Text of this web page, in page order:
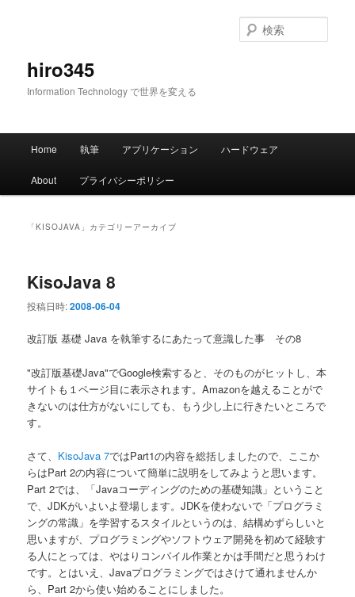
hiro345
Information Technology で世界を変える
索
メ
Home 執筆 アプリケーション ハードウェア
About プライバシーポリシー
「KISOJAVA 」カテゴリーアーカイブ
KisoJava 8
投稿日時:2008-06-04
改訂版 基礎 Java を執筆するにあたって意識した事 その8
"改訂版基礎Java"でGoogle検索すると、そのものがヒットし、本
サイトも１ページ目に表示されます。Amazonを越えることがで
きないのは仕方がないにしても、もう少し上に行きたいところで
す。
さて、 KisoJava 7ではPart1の内容を総括しましたので、ここか
らはPart 2の内容について簡単に説明をしてみようと思います。
Part 2では、「Javaコーディングのための基礎知識」ということ
で、JDKがいよいよ登場します。JDKを使わないで「プログラミ
ングの常識」を学習するスタイルというのは、結構めずらしいと
思いますが、プログラミングやソフトウェア開発を初めて経験す
る人にとっては、やはりコンパイル作業とかは手間だと思うわけ
です。とはいえ、Javaプログラミングではさけて通れませんか
ら、Part 2から使い始めることにしました。